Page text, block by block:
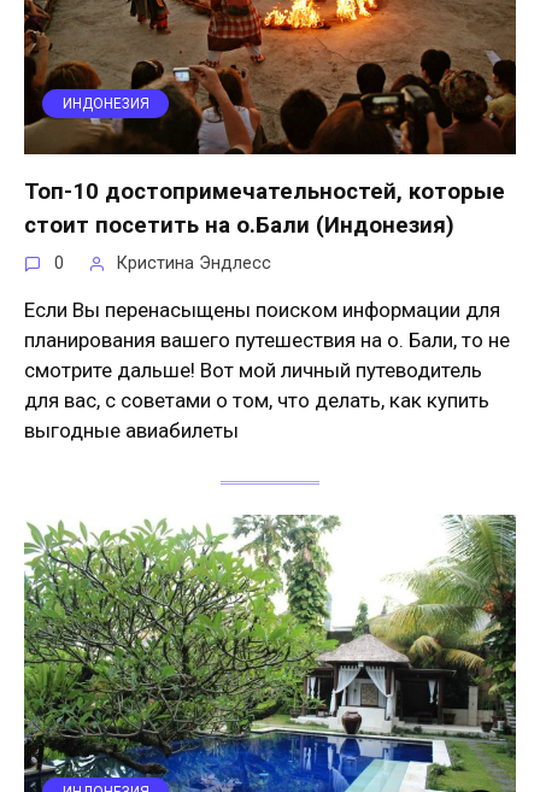
ИНДОНЕЗИЯ
Топ-10 достопримечательностей, которые
стоит посетить на о.Бали (Индонезия)
0 Кристина Эндлесс
Если Вы перенасыщены поиском информации для
планирования вашего путешествия на о. Бали, то не
смотрите дальше! Вот мой личный путеводитель
для вас, с советами о том, что делать, как купить
выгодные авиабилеты